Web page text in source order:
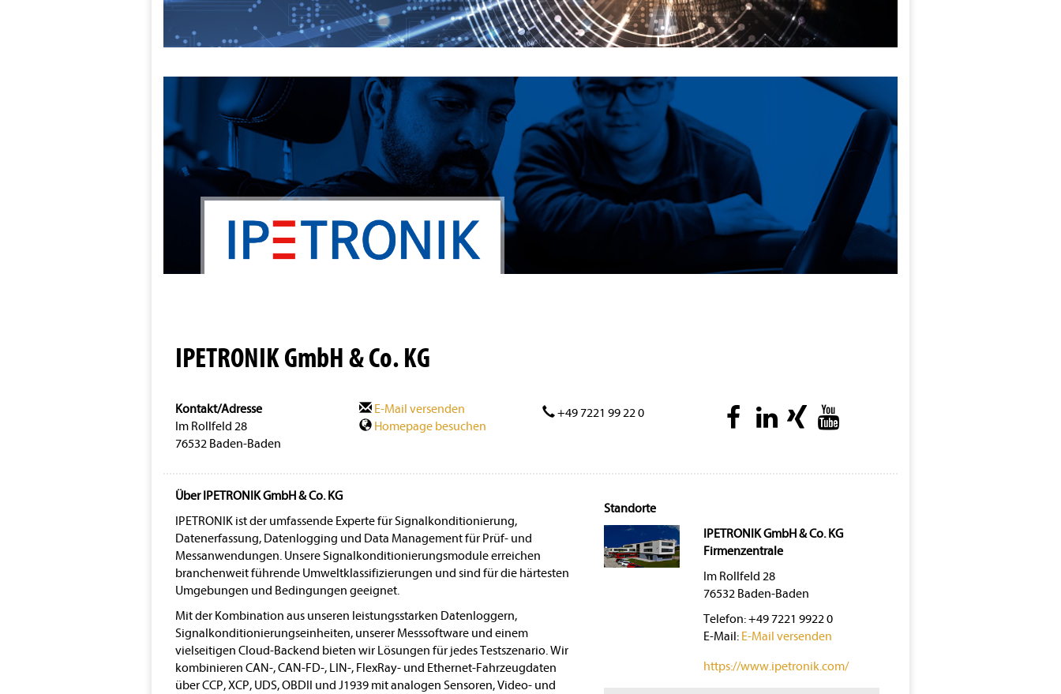
IPETRONIK GmbH & Co. KG
Kontakt/Adresse
Im Rollfeld 28
76532 Baden-Baden
E-Mail versenden
Homepage besuchen
+49 7221 99 22 0
Über IPETRONIK GmbH & Co. KG
IPETRONIK ist der umfassende Experte für Signalkonditionierung,
Datenerfassung, Datenlogging und Data Management für Prüf- und
Messanwendungen. Unsere Signalkonditionierungsmodule erreichen
branchenweit führende Umweltklassifizierungen und sind für die härtesten
Umgebungen und Bedingungen geeignet.
Mit der Kombination aus unseren leistungsstarken Datenloggern,
Signalkonditionierungseinheiten, unserer Messsoftware und einem
vielseitigen Cloud-Backend bieten wir Lösungen für jedes Testszenario. Wir
kombinieren CAN-, CAN-FD-, LIN-, FlexRay- und Ethernet-Fahrzeugdaten
über CCP, XCP, UDS, OBDII und J1939 mit analogen Sensoren, Video- und
Standorte
IPETRONIK GmbH & Co. KG
Firmenzentrale
Im Rollfeld 28
76532 Baden-Baden
Telefon: +49 7221 9922 0
E-Mail: E-Mail versenden
https://www.ipetronik.com/